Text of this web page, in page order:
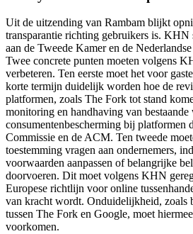
Uit de uitzending van Rambam blijkt
transparantie richting gebruikers is. KHN
aan de Tweede Kamer en de
Twee concrete punten moeten volgens
verbeteren. Ten eerste moet het voor
korte termijn duidelijk worden hoe de
platformen, zoals The Fork tot stand
monitoring en handhaving van
consumentenbescherming bij platformen
Commissie en de ACM. Ten tweede
toestemming vragen aan ondernemers,
voorwaarden aanpassen of belangrijke
doorvoeren. Dit moet volgens KHN
Europese richtlijn voor online
van kracht wordt. Onduidelijkheid, zoals
tussen The Fork en Google, moet
voorkomen.